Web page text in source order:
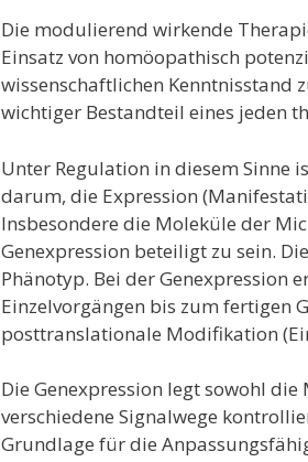
Die modulierend wirkende
Einsatz von homöopathisch
wissenschaftlichen Kenntnisstand
wichtiger Bestandteil eines jeden
Unter Regulation in diesem Sinne
darum, die Expression
Insbesondere die Moleküle der
Genexpression beteiligt zu sein.
Phänotyp. Bei der Genexpression
Einzelvorgängen bis zum fertigen
posttranslationale Modifikation
Die Genexpression legt sowohl
verschiedene Signalwege
Grundlage für die